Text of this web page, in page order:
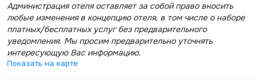
Администрация отеля оставляет за собой право вносить
любые изменения в концепцию отеля, в том числе о наборе
платных/бесплатных услуг без предварительного
уведомления. Мы просим предварительно уточнять
интересующую Вас информацию.
Показать на карте